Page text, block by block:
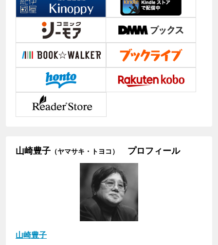
山崎豊子 （ヤマサキ・トヨコ） プロフィール
山崎豊子